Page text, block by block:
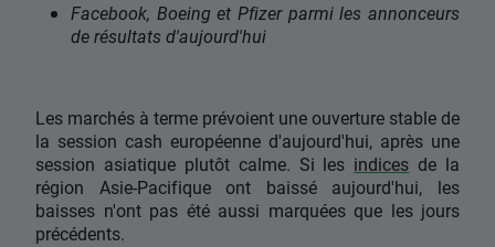
Facebook, Boeing et Pfizer parmi les annonceurs
de résultats d'aujourd'hui
Les marchés à terme prévoient une ouverture stable de
la session cash européenne d'aujourd'hui, après une
session asiatique plutôt calme. Si les indices de la
région Asie-Pacifique ont baissé aujourd'hui, les
baisses n'ont pas été aussi marquées que les jours
précédents.